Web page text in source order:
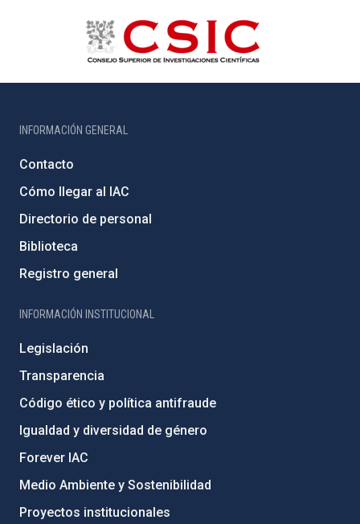
INFORMACIÓN GENERAL
Contacto
Cómo llegar al IAC
Directorio de personal
Biblioteca
Registro general
INFORMACIÓN INSTITUCIONAL
Legislación
Transparencia
Código ético y política antifraude
Igualdad y diversidad de género
Forever IAC
Medio Ambiente y Sostenibilidad
Proyectos institucionales